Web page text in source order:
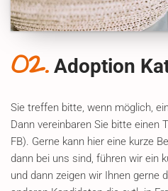
02. Adoption
Sie treffen bitte, wenn möglich,
Dann vereinbaren Sie bitte
FB). Gerne kann hier eine kurze
dann bei uns sind, führen wir ein
und dann zeigen wir Ihnen gerne